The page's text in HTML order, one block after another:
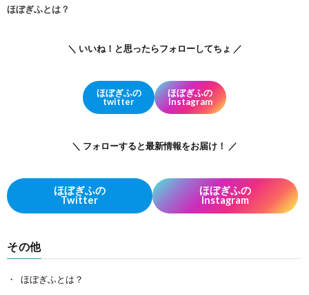
ほぼぎふとは？
＼ いいね！と思ったらフォローしてちょ ／
ほぼぎふの
twitter
ほぼぎふの
Instagram
＼ フォローすると最新情報をお届け！ ／
ほぼぎふの
Twitter
ほぼぎふの
Instagram
その他
ほぼぎふとは？